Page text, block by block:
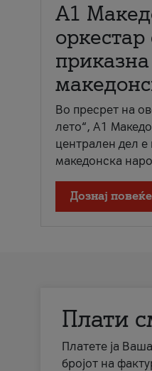
А1
Во пресрет на
лето“, А1
централен дел е
македонска
Дознај повеќе
Плати
Платете ја
бројот на